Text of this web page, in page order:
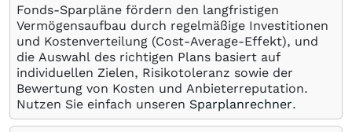
Fonds-Sparpläne fördern den langfristigen
Vermögensaufbau durch regelmäßige Investitionen
und Kostenverteilung (Cost-Average-Effekt), und
die Auswahl des richtigen Plans basiert auf
individuellen Zielen, Risikotoleranz sowie der
Bewertung von Kosten und Anbieterreputation.
Nutzen Sie einfach unseren Sparplanrechner.